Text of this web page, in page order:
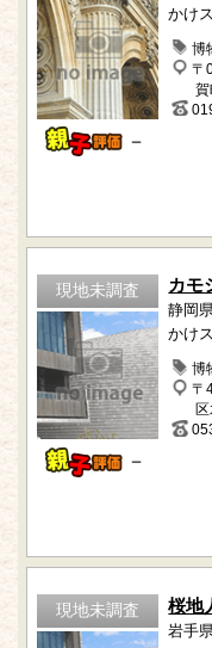
－
かけ
博
〒
現地未調査
－
カモ
静岡
かけ
博
〒
現地未調査 桜地
岩手